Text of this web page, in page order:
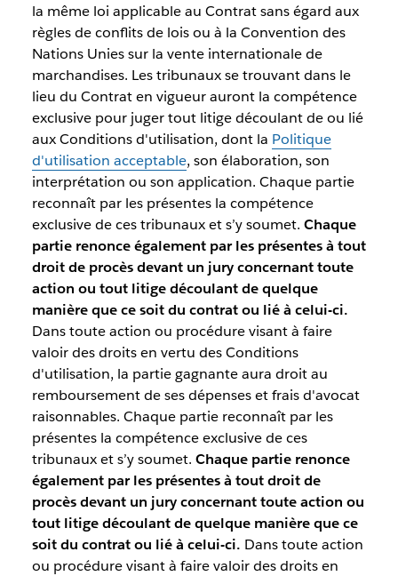
la même loi applicable au Contrat sans égard aux
règles de conflits de lois ou à la Convention des
Nations Unies sur la vente internationale de
marchandises. Les tribunaux se trouvant dans le
lieu du Contrat en vigueur auront la compétence
exclusive pour juger tout litige découlant de ou lié
aux Conditions d'utilisation, dont la Politique
d'utilisation acceptable, son élaboration, son
interprétation ou son application. Chaque partie
reconnaît par les présentes la compétence
exclusive de ces tribunaux et s’y soumet. Chaque
partie renonce également par les présentes à tout
droit de procès devant un jury concernant toute
action ou tout litige découlant de quelque
manière que ce soit du contrat ou lié à celui-ci.
Dans toute action ou procédure visant à faire
valoir des droits en vertu des Conditions
d'utilisation, la partie gagnante aura droit au
remboursement de ses dépenses et frais d'avocat
raisonnables. Chaque partie reconnaît par les
présentes la compétence exclusive de ces
tribunaux et s’y soumet. Chaque partie renonce
également par les présentes à tout droit de
procès devant un jury concernant toute action ou
tout litige découlant de quelque manière que ce
soit du contrat ou lié à celui-ci. Dans toute action
ou procédure visant à faire valoir des droits en